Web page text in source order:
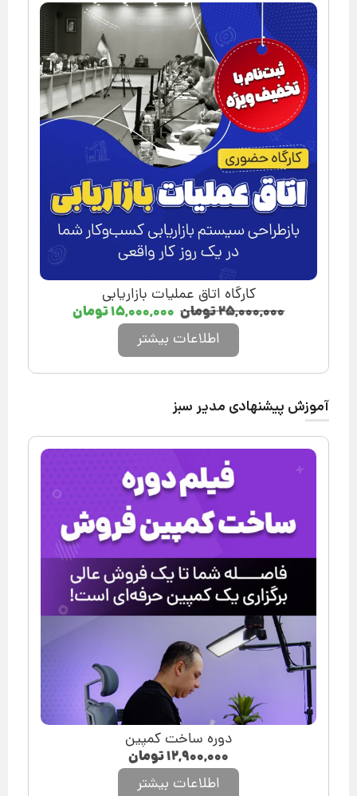
کارگاه اتاق عملیات بازاریابی
۲۵,۰۰۰,۰۰۰تومان ۱۵,۰۰۰,۰۰۰تومان
اطلاعات بیشتر
آموزش پیشنهادی مدیر سبز
دوره ساخت کمپین
۱۲,۹۰۰,۰۰۰تومان
اطلاعات بیشتر